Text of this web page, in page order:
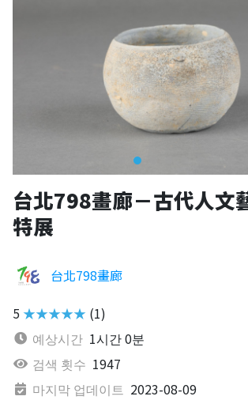
台北798畫廊－古代人文
特展
台北798畫廊
5 ★★★★★ (1)
예상시간 1시간 0분
검색 횟수 1947
마지막 업데이트 2023-08-09